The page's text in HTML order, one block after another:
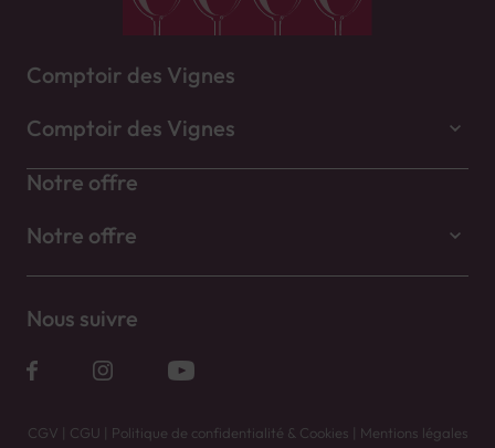
Comptoir des Vignes
Comptoir des Vignes
Notre offre
Notre offre
Nous suivre
CGV | CGU | Politique de confidentialité & Cookies | Mentions légales